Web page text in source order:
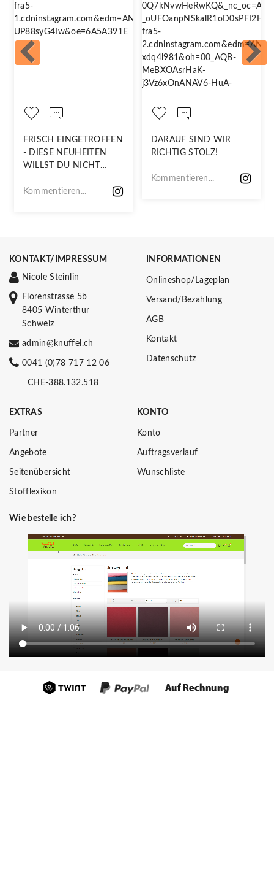
FRISCH EINGETROFFEN
- DIESE NEUHEITEN
WILLST DU NICHT
VERPASSEN!
Kommentieren...
DARAUF SIND WIR
RICHTIG STOLZ!
Kommentieren...
KONTAKT/IMPRESSUM
Nicole Steinlin
Florenstrasse 5b
8405 Winterthur
Schweiz
admin@knuffel.ch
0041 (0)78 717 12 06
CHE-388.132.518
INFORMATIONEN
Onlineshop/Lageplan
Versand/Bezahlung
AGB
Kontakt
Datenschutz
EXTRAS
Partner
Angebote
Seitenübersicht
Stofflexikon
KONTO
Konto
Auftragsverlauf
Wunschliste
Wie bestelle ich?